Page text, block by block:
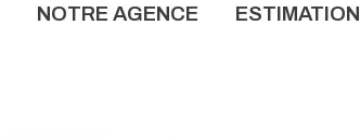
NOTRE AGENCE ESTIMATION